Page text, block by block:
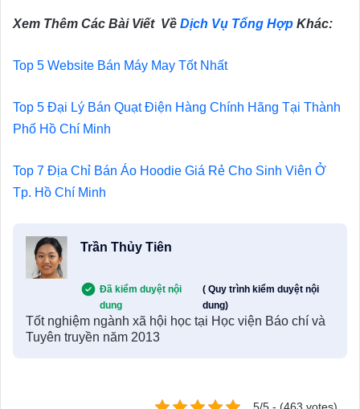
Xem Thêm Các Bài Viết Về Dịch Vụ Tổng Hợp Khác:
Top 5 Website Bán Máy May Tốt Nhất
Top 5 Đại Lý Bán Quạt Điện Hàng Chính Hãng Tại Thành
Phố Hồ Chí Minh
Top 7 Địa Chỉ Bán Áo Hoodie Giá Rẻ Cho Sinh Viên Ở
Tp. Hồ Chí Minh
Trần Thủy Tiên
Đã kiểm duyệt nội
dung
( Quy trình kiểm duyệt nội
dung)
Tốt nghiệm ngành xã hội học tại Học viện Báo chí và
Tuyên truyền năm 2013